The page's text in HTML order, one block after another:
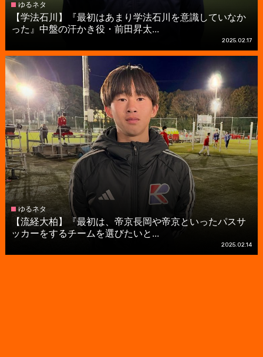
ゆるネタ
【学法石川】『最初はあまり学法石川を意識していなか
った』中盤の汗かき役・前田昇太...
2025.02.17
ゆるネタ
【流経大柏】『最初は、帝京長岡や帝京といったパスサ
ッカーをするチームを選びたいと...
2025.02.14